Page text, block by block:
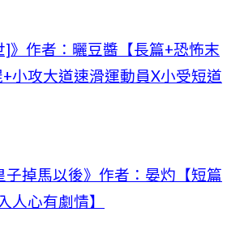
]》作者：曬豆醬【長篇+恐怖末
小攻大道速滑運動員X小受短道
子掉馬以後》作者：晏灼【短篇
人心有劇情】